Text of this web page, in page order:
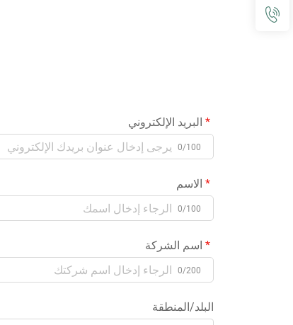
البريد الإلكتروني
0/100
الاسم
0/100
اسم الشركة
0/200
البلد/المنطقة